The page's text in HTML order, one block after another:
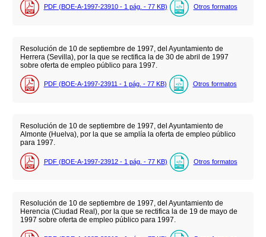
PDF (BOE-A-1997-23910 - 1 pág. - 77 KB) Otros formatos
Resolución de 10 de septiembre de 1997, del Ayuntamiento de
Herrera (Sevilla), por la que se rectifica la de 30 de abril de 1997
sobre oferta de empleo público para 1997.
PDF (BOE-A-1997-23911 - 1 pág. - 77 KB) Otros formatos
Resolución de 10 de septiembre de 1997, del Ayuntamiento de
Almonte (Huelva), por la que se amplía la oferta de empleo público
para 1997.
PDF (BOE-A-1997-23912 - 1 pág. - 77 KB) Otros formatos
Resolución de 10 de septiembre de 1997, del Ayuntamiento de
Herencia (Ciudad Real), por la que se rectifica la de 19 de mayo de
1997 sobre oferta de empleo público para 1997.